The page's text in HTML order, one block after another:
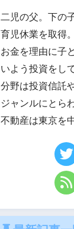
二児の父。下の
育児休業を取得。
お金を理由に子
いよう投資をし
分野は投資信託
ジャンルにとら
不動産は東京を